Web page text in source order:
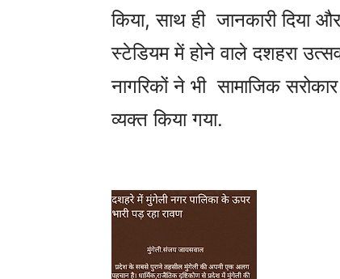
किया, साथ ही जानकारी
स्टेडियम में होने वाले दशहरा
नागरिकों ने भी सामाजिक
व्यक्त किया गया.